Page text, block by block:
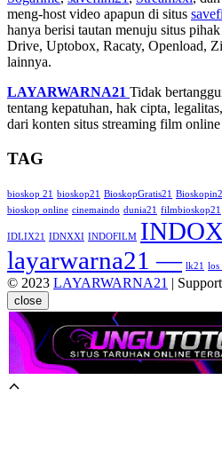
meng-host video apapun di situs
hanya berisi tautan menuju situs
Drive, Uptobox, Racaty, Openload,
lainnya.
LAYARWARNA21 Tidak
tentang kepatuhan, hak cipta,
dari konten situs streaming film
TAG
bioskop 21 bioskop21 BioskopGratis21
bioskop online cinemaindo dunia21 filmbioskop21
IDLIX21 IDNXXI INDOFILM
layarwarna21 — lk21 los
© 2023 LAYARWARNA21 |
close